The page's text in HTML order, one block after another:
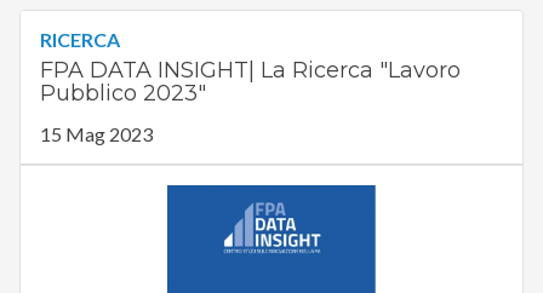
RICERCA
FPA DATA INSIGHT| La Ricerca "Lavoro
Pubblico 2023"
15 Mag 2023